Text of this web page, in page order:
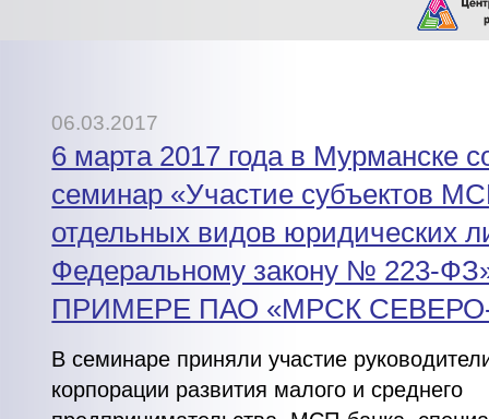
06.03.2017
6 марта 2017 года в Мурманске
семинар «Участие субъектов
отдельных видов юридических
Федеральному закону № 223-
ПРИМЕРЕ ПАО «МРСК
В семинаре приняли участие
корпорации развития малого и среднего